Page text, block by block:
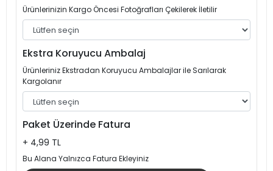
Ürünlerinizin Kargo Öncesi Fotoğrafları Çekilerek İletilir
Ekstra Koruyucu Ambalaj
Ürünleriniz Ekstradan Koruyucu Ambalajlar ile Sarılarak
Kargolanır
Paket Üzerinde Fatura
+ 4,99 TL
Bu Alana Yalnızca Fatura Ekleyiniz